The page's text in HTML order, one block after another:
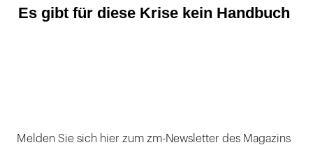
Es gibt für diese Krise kein Handbuch
Melden Sie sich hier zum zm-Newsletter des Magazins